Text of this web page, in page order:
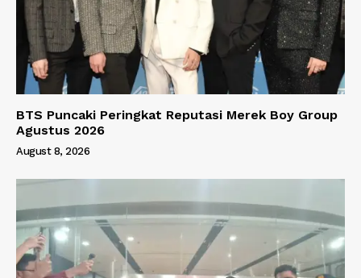
BTS Puncaki Peringkat Reputasi Merek Boy Group
Agustus 2026
August 8, 2026